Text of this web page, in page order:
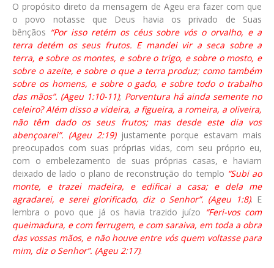
O propósito direto da mensagem de Ageu era fazer com que
o povo notasse que Deus havia os privado de Suas
bênçãos “Por isso retém os céus sobre vós o orvalho, e a
terra detém os seus frutos. E mandei vir a seca sobre a
terra, e sobre os montes, e sobre o trigo, e sobre o mosto, e
sobre o azeite, e sobre o que a terra produz; como também
sobre os homens, e sobre o gado, e sobre todo o trabalho
das mãos”. (Ageu 1:10-11); Porventura há ainda semente no
celeiro? Além disso a videira, a figueira, a romeira, a oliveira,
não têm dado os seus frutos; mas desde este dia vos
abençoarei”. (Ageu 2:19)justamente porque estavam mais
preocupados com suas próprias vidas, com seu próprio eu,
com o embelezamento de suas próprias casas, e haviam
deixado de lado o plano de reconstrução do templo “Subi ao
monte, e trazei madeira, e edificai a casa; e dela me
agradarei, e serei glorificado, diz o Senhor”. (Ageu 1:8). E
lembra o povo que já os havia trazido juízo “Feri-vos com
queimadura, e com ferrugem, e com saraiva, em toda a obra
das vossas mãos, e não houve entre vós quem voltasse para
mim, diz o Senhor”. (Ageu 2:17).